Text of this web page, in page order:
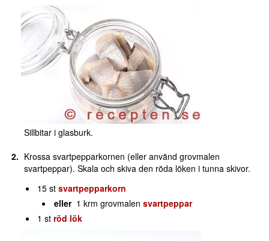
Sillbitar i glasburk.
Krossa svartpepparkornen (eller använd grovmalen
svartpeppar). Skala och skiva den röda löken i tunna skivor.
15 stsvartpepparkorn
eller1 krm grovmalensvartpeppar
1 ströd lök